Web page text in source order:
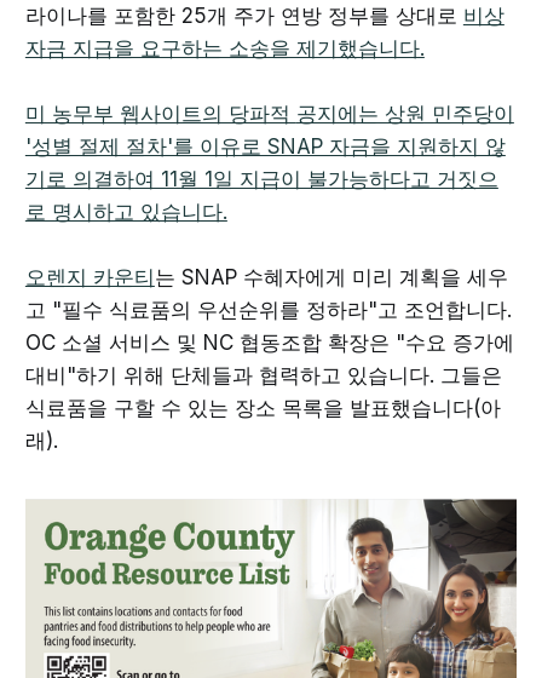
라이나를 포함한 25개 주가 연방 정부를 상대로 비상
자금 지급을 요구하는 소송을 제기했습니다.
미 농무부 웹사이트의 당파적 공지에는 상원 민주당이
'성별 절제 절차'를 이유로 SNAP 자금을 지원하지 않
기로 의결하여 11월 1일 지급이 불가능하다고 거짓으
로 명시하고 있습니다.
오렌지 카운티 는 SNAP 수혜자에게 미리 계획을 세우
고 "필수 식료품의 우선순위를 정하라"고 조언합니다.
OC 소셜 서비스 및 NC 협동조합 확장은 "수요 증가에
대비"하기 위해 단체들과 협력하고 있습니다. 그들은
식료품을 구할 수 있는 장소 목록을 발표했습니다(아
래).